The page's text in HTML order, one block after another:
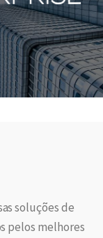
soluções de
pelos melhores